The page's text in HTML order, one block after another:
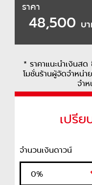
ราคา
48,500 บ
* ราคาแนะนำเงินส
โมชั่นร้านผู้จัดจำหน่า
จำ
เปรี
จำนวนเงินดาวน์